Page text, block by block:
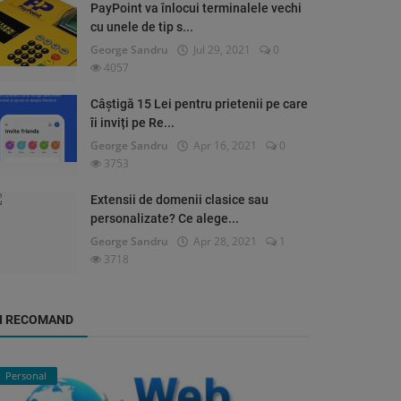
PayPoint va înlocui terminalele vechi
cu unele de tip s...
George Sandru Jul 29, 2021
0
4057
Câștigă 15 Lei pentru prietenii pe care
îi inviți pe Re...
George Sandru Apr 16, 2021
0
3753
Extensii de domenii clasice sau
personalizate? Ce alege...
George Sandru Apr 28, 2021
1
3718
RECOMAND
Personal